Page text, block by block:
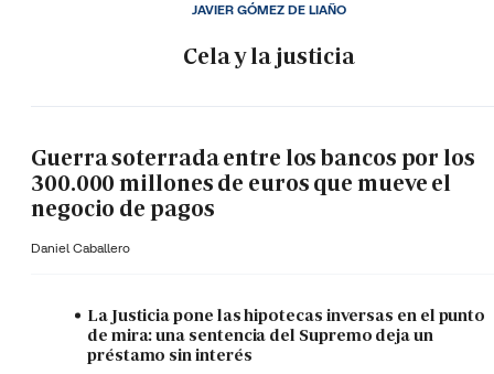
Cela y la justicia
JAVIER GÓMEZ DE LIAÑO
Guerra soterrada entre los bancos por los
300.000 millones de euros que mueve el
negocio de pagos
Daniel Caballero
La Justicia pone las hipotecas inversas en el punto
de mira: una sentencia del Supremo deja un
préstamo sin interés